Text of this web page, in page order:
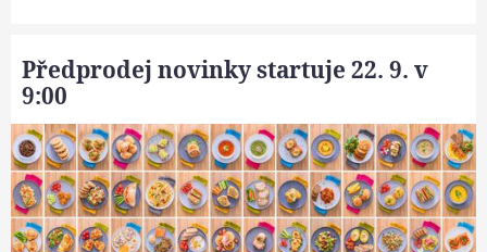
Předprodej novinky startuje 22. 9. v
9:00